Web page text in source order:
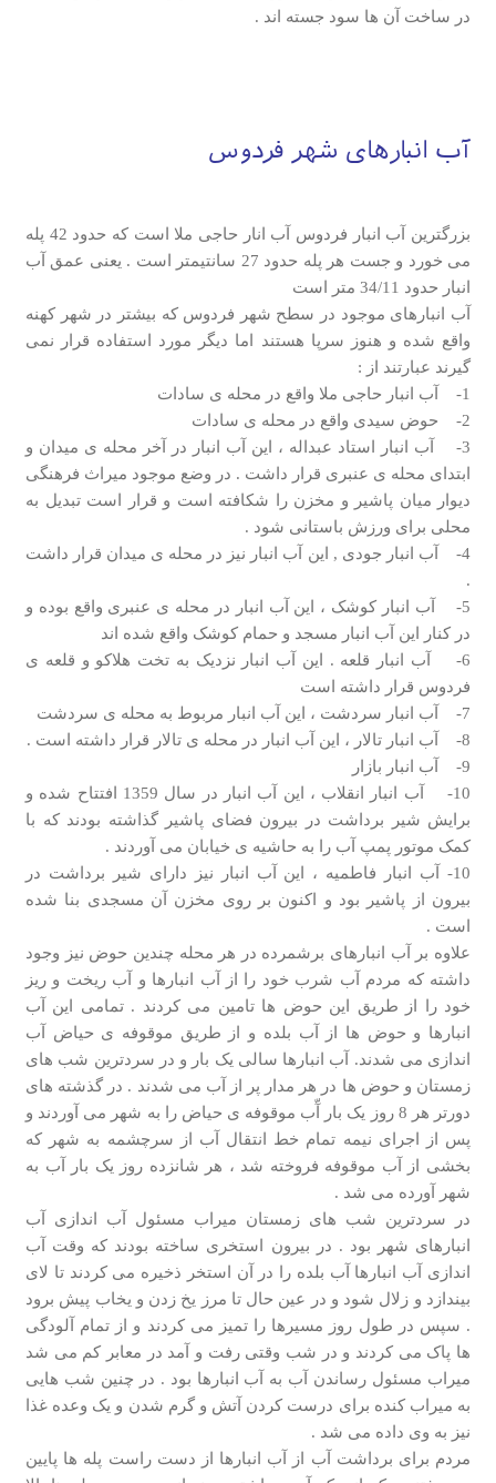
در ساخت آن ها سود جسته اند .
آب انبارهای شهر فردوس
بزرگترین آب انبار فردوس آب انار حاجی ملا است که حدود 42 پله
می خورد و جست هر پله حدود 27 سانتیمتر است . یعنی عمق آب
انبار حدود 34/11 متر است
آب انبارهای موجود در سطح شهر فردوس که بیشتر در شهر کهنه
واقع شده و هنوز سرپا هستند اما دیگر مورد استفاده قرار نمی
گیرند عبارتند از :
1- آب انبار حاجی ملا واقع در محله ی سادات
2- حوض سیدی واقع در محله ی سادات
3- آب انبار استاد عبداله ، این آب انبار در آخر محله ی میدان و
ابتدای محله ی عنبری قرار داشت . در وضع موجود میراث فرهنگی
دیوار میان پاشیر و مخزن را شکافته است و قرار است تبدیل به
محلی برای ورزش باستانی شود .
4- آب انبار جودی , این آب انبار نیز در محله ی میدان قرار داشت
.
5- آب انبار کوشک ، این آب انبار در محله ی عنبری واقع بوده و
در کنار این آب انبار مسجد و حمام کوشک واقع شده اند
6- آب انبار قلعه . این آب انبار نزدیک به تخت هلاکو و قلعه ی
فردوس قرار داشته است
7- آب انبار سردشت ، این آب انبار مربوط به محله ی سردشت
8- آب انبار تالار ، این آب انبار در محله ی تالار قرار داشته است .
9- آب انبار بازار
10- آب انبار انقلاب ، این آب انبار در سال 1359 افتتاح شده و
برایش شیر برداشت در بیرون فضای پاشیر گذاشته بودند که با
کمک موتور پمپ آب را به حاشیه ی خیابان می آوردند .
10- آب انبار فاطمیه ، این آب انبار نیز دارای شیر برداشت در
بیرون از پاشیر بود و اکنون بر روی مخزن آن مسجدی بنا شده
است .
علاوه بر آب انبارهای برشمرده در هر محله چندین حوض نیز وجود
داشته که مردم آب شرب خود را از آب انبارها و آب ریخت و ریز
خود را از طریق این حوض ها تامین می کردند . تمامی این آب
انبارها و حوض ها از آب بلده و از طریق موقوفه ی حیاض آب
اندازی می شدند. آب انبارها سالی یک بار و در سردترین شب های
زمستان و حوض ها در هر مدار پر از آب می شدند . در گذشته های
دورتر هر 8 روز یک بار آّب موقوفه ی حیاض را به شهر می آوردند و
پس از اجرای نیمه تمام خط انتقال آب از سرچشمه به شهر که
بخشی از آب موقوفه فروخته شد ، هر شانزده روز یک بار آب به
شهر آورده می شد .
در سردترین شب های زمستان میراب مسئول آب اندازی آب
انبارهای شهر بود . در بیرون استخری ساخته بودند که وقت آب
اندازی آب انبارها آب بلده را در آن استخر ذخیره می کردند تا لای
بیندازد و زلال شود و در عین حال تا مرز یخ زدن و یخاب پیش برود
. سپس در طول روز مسیرها را تمیز می کردند و از تمام آلودگی
ها پاک می کردند و در شب وقتی رفت و آمد در معابر کم می شد
میراب مسئول رساندن آب به آب انبارها بود . در چنین شب هایی
به میراب کنده برای درست کردن آتش و گرم شدن و یک وعده غذا
نیز به وی داده می شد .
مردم برای برداشت آب از آب انبارها از دست راست پله ها پایین